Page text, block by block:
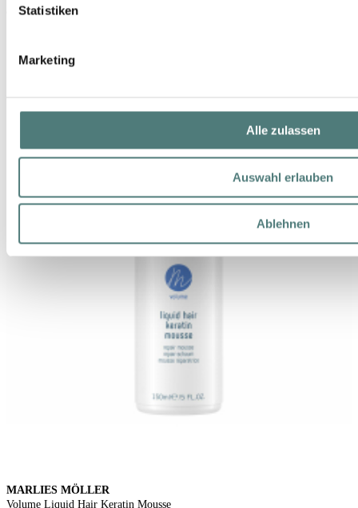
Statistiken
Marketing
Alle zulassen
Auswahl erlauben
Ablehnen
9,99 €
MARLIES MÖLLER
Volume Liquid Hair Keratin Mousse